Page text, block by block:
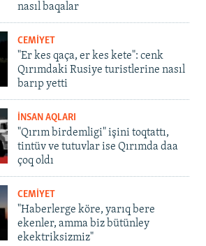
nasıl baqalar
CEMİYET
"Er kes qaça, er kes kete": cenk
Qırımdaki Rusiye turistlerine nasıl
barıp yetti
İNSAN AQLARI
"Qırım birdemligi" işini toqtattı,
tintüv ve tutuvlar ise Qırımda daa
çoq oldı
CEMİYET
"Haberlerge köre, yarıq bere
ekenler, amma biz bütünley
ekektriksizmiz"